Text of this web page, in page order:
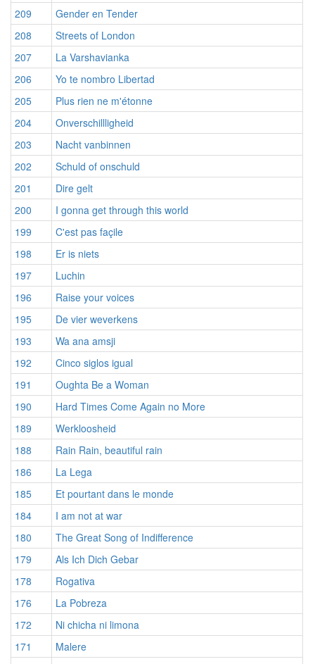
209
Gender en Tender
208
Streets of London
207
La Varshavianka
206
Yo te nombro Libertad
205
Plus rien ne m'étonne
204
Onverschillligheid
203
Nacht vanbinnen
202
Schuld of onschuld
201
Dire gelt
200
I gonna get through this world
199
C'est pas façile
198
Er is niets
197
Luchin
196
Raise your voices
195
De vier weverkens
193
Wa ana amsji
192
Cinco siglos igual
191
Oughta Be a Woman
190
Hard Times Come Again no More
189
Werkloosheid
188
Rain Rain, beautiful rain
186
La Lega
185
Et pourtant dans le monde
184
I am not at war
180
The Great Song of Indifference
179
Als Ich Dich Gebar
178
Rogativa
176
La Pobreza
172
Ni chicha ni limona
171
Malere